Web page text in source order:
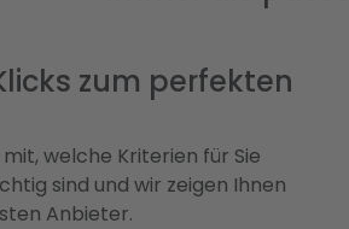
zum perfekten
mit, welche Kriterien für Sie
sind und wir zeigen Ihnen
Anbieter.